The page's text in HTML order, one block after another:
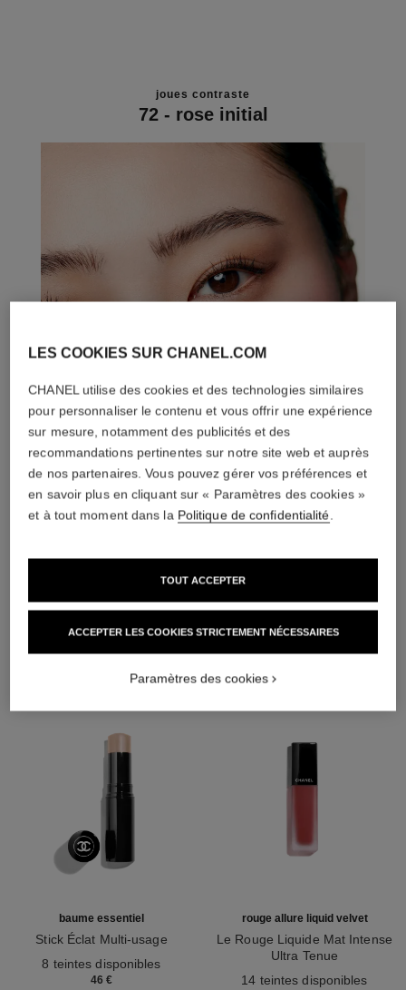
joues contraste
72 - rose initial
L'ACCORD PARFAIT
baume essentiel
Stick Éclat Multi-usage
8 teintes disponibles
46 €
rouge allure liquid velvet
Le Rouge Liquide Mat Intense
Ultra Tenue
14 teintes disponibles
LES COOKIES SUR CHANEL.COM
CHANEL utilise des cookies et des technologies similaires
pour personnaliser le contenu et vous offrir une expérience
sur mesure, notamment des publicités et des
recommandations pertinentes sur notre site web et auprès
de nos partenaires. Vous pouvez gérer vos préférences et
en savoir plus en cliquant sur « Paramètres des cookies »
et à tout moment dans la Politique de confidentialité.
ACCEPTER LES COOKIES STRICTEMENT NÉCESSAIRES
TOUT ACCEPTER
Paramètres des cookies